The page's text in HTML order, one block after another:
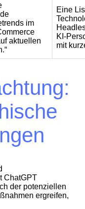
im
aktuellen
Eine
KI-
mit
ChatGPT
der potenziellen
ergreifen,